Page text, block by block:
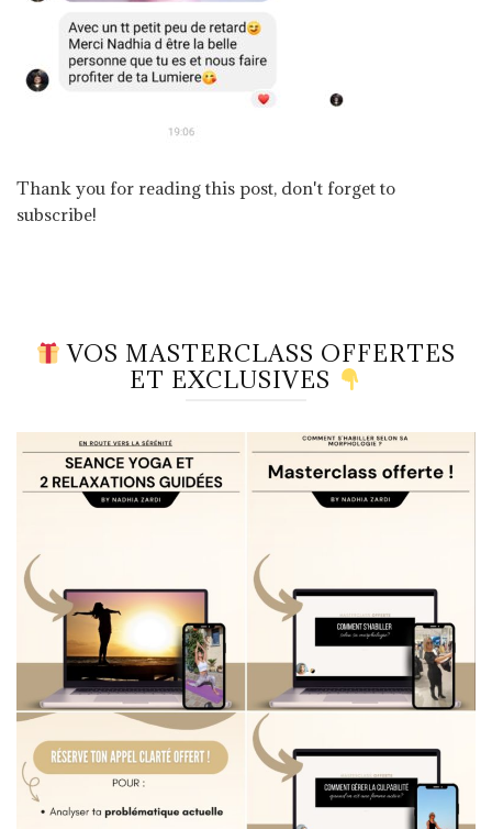
Thank you for reading this post, don't forget to
subscribe!
VOS MASTERCLASS OFFERTES
ET EXCLUSIVES